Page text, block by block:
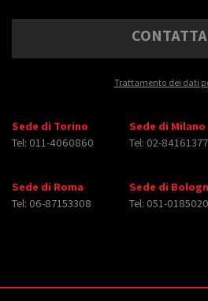
Trattamento dei dati
Sede di Torino
Tel: 011-4060860
Sede di Milano
Tel: 02-84161377
Sede di Roma
Tel: 06-87153308
Sede di
Tel: 051-0185020